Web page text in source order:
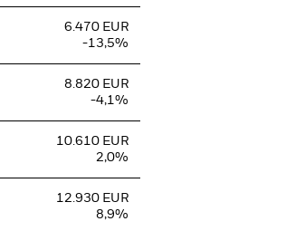
6.470 EUR
-13,5%
8.820 EUR
-4,1%
10.610 EUR
2,0%
12.930 EUR
8,9%